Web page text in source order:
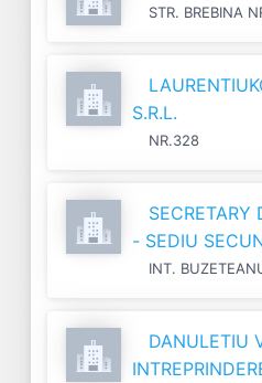
STR. BREBINA
S.R.L.
NR.328
SECRETARY
- SEDIU
INT.
DANULETIU